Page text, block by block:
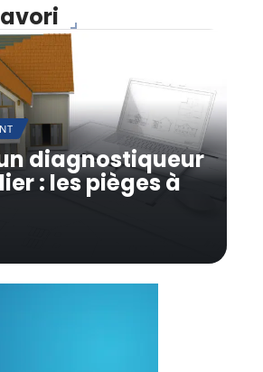
diagnostiqueur
: les pièges à